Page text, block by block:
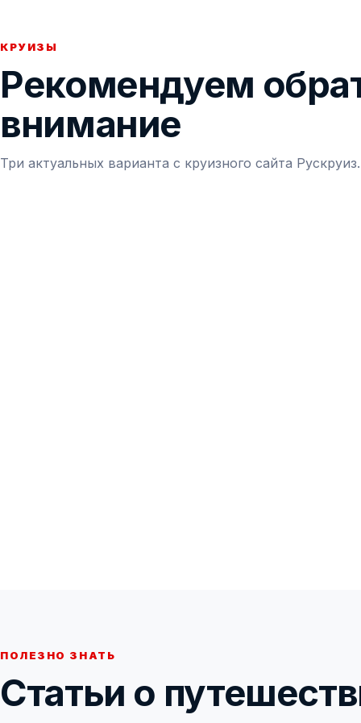
КРУИЗЫ
Рекомендуем
внимание
Три актуальных варианта с круизного сайта Рускруиз.
ПОЛЕЗНО ЗНАТЬ
Статьи о